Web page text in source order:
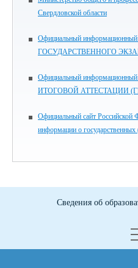
Свердловской области
Официальный
ГОСУДАРСТВЕННОГО
Официальный
ИТОГОВОЙ АТТЕСТАЦИИ
Официальный сайт Российской
информации о
Сведения об